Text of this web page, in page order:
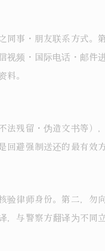
事・朋友联系方式。
频・国际电话・邮件
。
残留・伪造文书等）
避强制送还的最有效方
律师身份。第二，勿
与警察方翻译为不同立